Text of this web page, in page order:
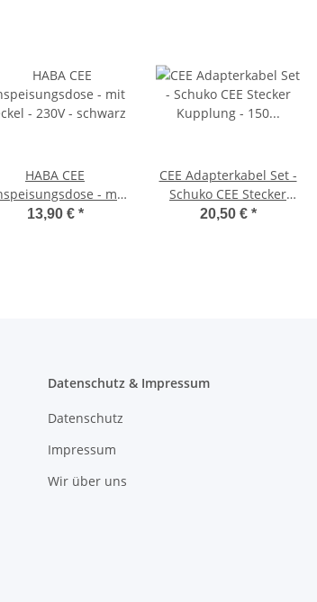
HABA CEE
- mit
- 230V - schwarz
13,90 € *
CEE Adapterkabel Set -
Schuko CEE Stecker
Kupplung - 150 cm -
20,50 € *
Datenschutz & Impressum
Datenschutz
Impressum
Wir über uns